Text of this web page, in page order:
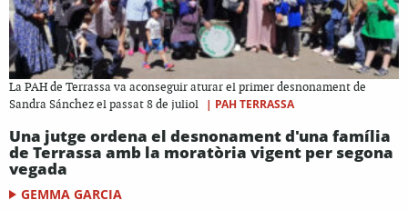
La PAH de Terrassa va aconseguir aturar el primer desnonament de
Sandra Sánchez el passat 8 de juliol
| PAH TERRASSA
Una jutge ordena el desnonament d'una família
de Terrassa amb la moratòria vigent per segona
vegada
GEMMA GARCIA